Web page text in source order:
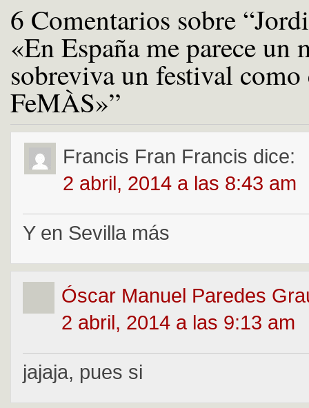
6 Comentarios sobre
«En España me parece un
sobreviva un festival como
FeMÀS»”
Francis Fran Francis dice:
2 abril, 2014 a las 8:43 am
Y en Sevilla más
Óscar Manuel Paredes
2 abril, 2014 a las 9:13 am
jajaja, pues si